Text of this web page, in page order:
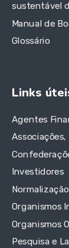
sustentável
Manual de
Glossário
Links
Agentes
Investidores
Organismos
Organismos
Pesquisa e